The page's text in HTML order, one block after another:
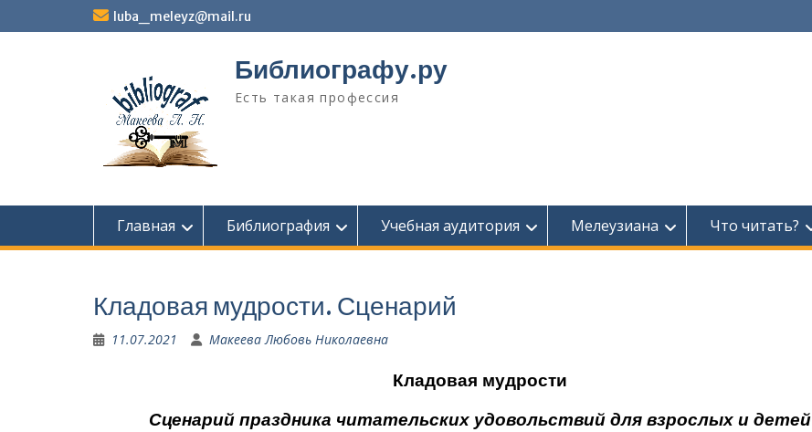
к
luba_meleyz@mail.ru
Библиографу.ру
Есть такая профессия
Главная Библиография Учебная аудитория Мелеузиана Что читать?
Кладовая мудрости. Сценарий
11.07.2021 Макеева Любовь Николаевна
Кладовая мудрости
Сценарий праздника читательских удовольствий для взрослых и детей